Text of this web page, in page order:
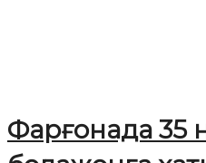
Фарғонада 35